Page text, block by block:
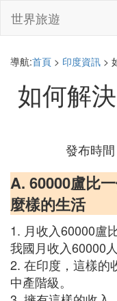
世界旅遊
導航:首頁 > 印度資訊 >
如何解
發布時
A. 60000盧比
麼樣的生活
1. 月收入60000盧
我國月收入60000人
2. 在印度，這樣的
中產階級。